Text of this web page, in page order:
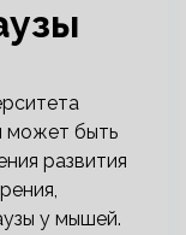
может быть
развития
у мышей.